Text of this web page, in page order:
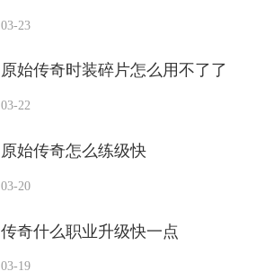
03-23
原始传奇时装碎片怎么用不了了
03-22
原始传奇怎么练级快
03-20
传奇什么职业升级快一点
03-19